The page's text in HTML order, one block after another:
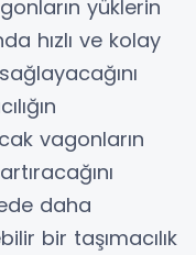
yüklerin
hızlı ve kolay
vagonların
daha
bir taşımacılık